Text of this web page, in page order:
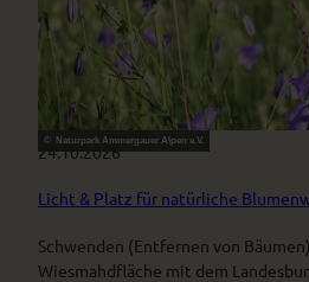
© Naturpark Ammergauer Alpen e.V.
24.10.2026
Licht & Platz für natürliche
Schwenden (Entfernen von
Wiesmahdfläche mit dem